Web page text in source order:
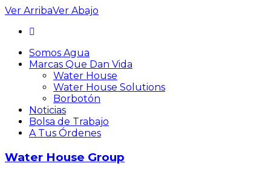
Ver ArribaVer Abajo
Somos Agua
Marcas Que Dan Vida
Water House
Water House Solutions
Borbotón
Noticias
Bolsa de Trabajo
A Tus Órdenes
Water House Group